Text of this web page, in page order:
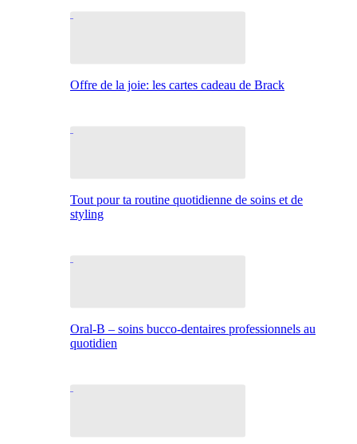
Offre de la joie: les cartes cadeau de Brack
Tout pour ta routine quotidienne de soins et de
styling
Oral-B – soins bucco-dentaires professionnels au
quotidien